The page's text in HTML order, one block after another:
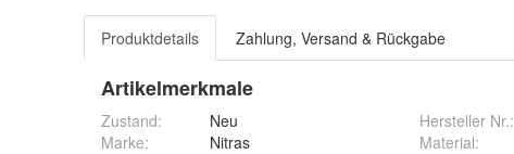
Produktdetails Zahlung, Versand & Rückgabe
Artikelmerkmale
Zustand:
Neu
Marke:
Nitras
Hersteller Nr.:
Material: